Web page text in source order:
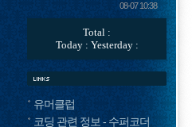
08-07 10:38
Total :
Today : Yesterday :
유머클럽
코딩 관련 정보 - 수퍼코더